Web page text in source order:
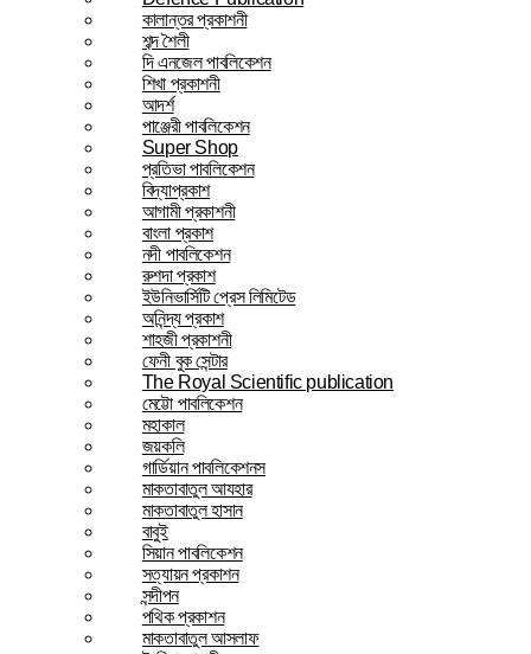
কালান্তর প্রকাশনী
শব্দ শৈলী
দি এনজেল পাবলিকেশন
শিখা প্রকাশনী
আদর্শ
পাঞ্জেরী পাবলিকেশন
Super Shop
প্রতিভা পাবলিকেশন
বিদ্যাপ্রকাশ
আগামী প্রকাশনী
বাংলা প্রকাশ
নদী পাবলিকেশন
রুশদা প্রকাশ
ইউনিভার্সিটি প্রেস লিমিটেড
অনিন্দ্য প্রকাশ
শাহজী প্রকাশনী
ফেনী বুক সেন্টার
The Royal Scientific publication
মেট্টো পাবলিকেশন
মহাকাল
জয়কলি
গার্ডিয়ান পাবলিকেশনস
মাকতাবাতুল আযহার
মাকতাবাতুল হাসান
বাবুই
সিয়ান পাবলিকেশন
সত্যায়ন প্রকাশন
সন্দীপন
পথিক প্রকাশন
মাকতাবাতুল আসলাফ